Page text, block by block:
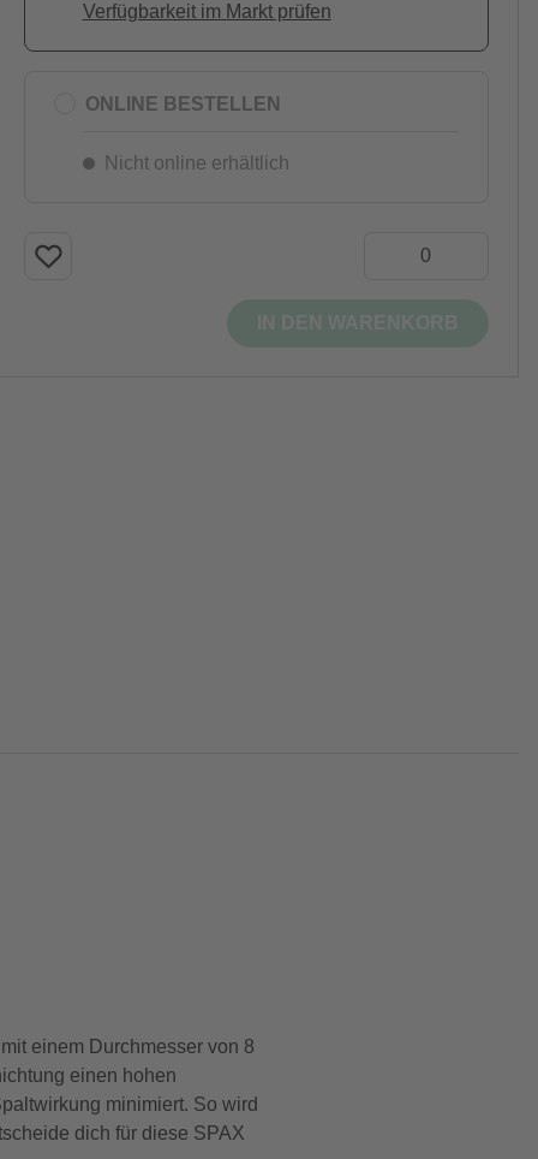
Verfügbarkeit im Markt prüfen
ONLINE BESTELLEN
Nicht online erhältlich
einem Durchmesser von 8
einen hohen
minimiert. So wird
dich für diese SPAX